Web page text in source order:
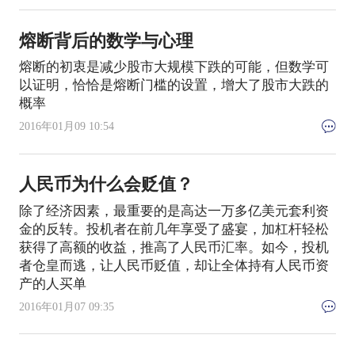
熔断背后的数学与心理
熔断的初衷是减少股市大规模下跌的可能，但数学可
以证明，恰恰是熔断门槛的设置，增大了股市大跌的
概率
2016年01月09 10:54
人民币为什么会贬值？
除了经济因素，最重要的是高达一万多亿美元套利资
金的反转。投机者在前几年享受了盛宴，加杠杆轻松
获得了高额的收益，推高了人民币汇率。如今，投机
者仓皇而逃，让人民币贬值，却让全体持有人民币资
产的人买单
2016年01月07 09:35